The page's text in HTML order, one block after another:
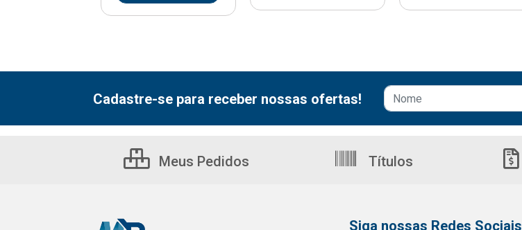
Cadastre-se para receber nossas ofertas!
Meus Pedidos Títulos
Siga nossas Redes Sociais